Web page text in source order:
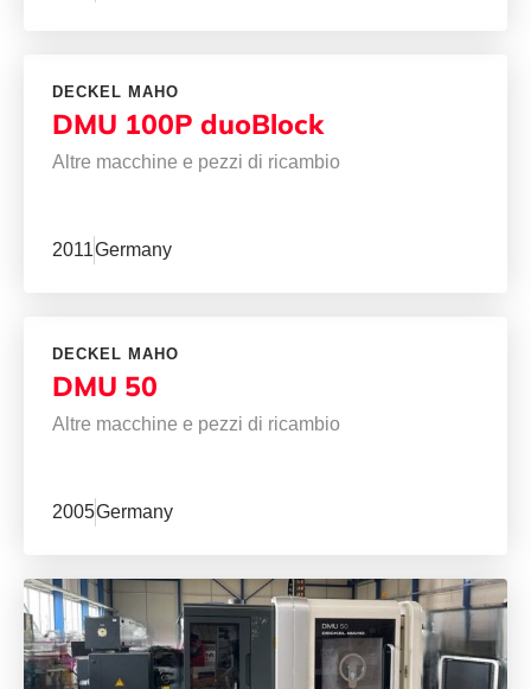
DECKEL MAHO
DMU 100P duoBlock
Altre macchine e pezzi di ricambio
2011Germany
DECKEL MAHO
DMU 50
Altre macchine e pezzi di ricambio
2005Germany